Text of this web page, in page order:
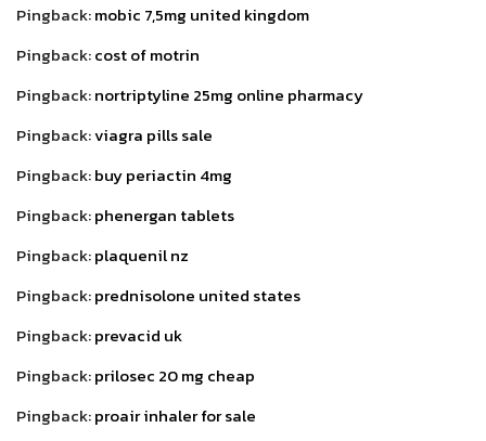
Pingback:mobic 7,5mg united kingdom
Pingback:cost of motrin
Pingback:nortriptyline 25mg online pharmacy
Pingback:viagra pills sale
Pingback:buy periactin 4mg
Pingback:phenergan tablets
Pingback:plaquenil nz
Pingback:prednisolone united states
Pingback:prevacid uk
Pingback:prilosec 20 mg cheap
Pingback:proair inhaler for sale